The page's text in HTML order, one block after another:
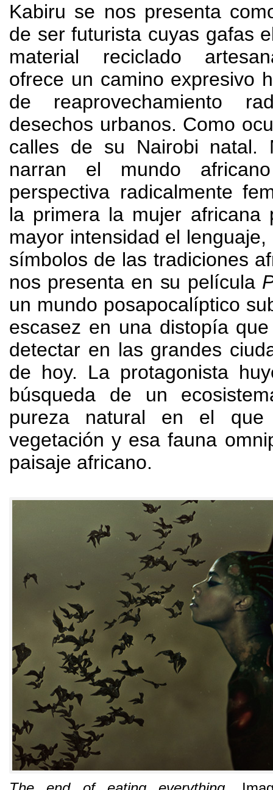
Kabiru se nos presenta
de ser futurista cuyas gafas
material reciclado
ofrece un camino expresivo
de reaprovechamiento
desechos urbanos. Como
calles de su Nairobi natal.
narran el mundo
perspectiva radicalmente
la primera la mujer africana
mayor intensidad el lenguaje,
símbolos de las tradiciones
nos presenta en su película
un mundo posapocalíptico
escasez en una distopía
detectar en las grandes
de hoy. La protagonista
búsqueda de un
pureza natural en el que
vegetación y esa fauna
paisaje africano.